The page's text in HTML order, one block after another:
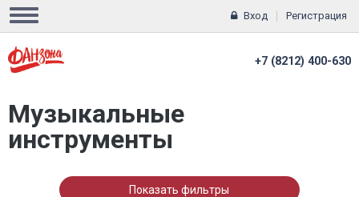
Вход Регистрация
+7 (8212) 400-630
Музыкальные
инструменты
Показать фильтры